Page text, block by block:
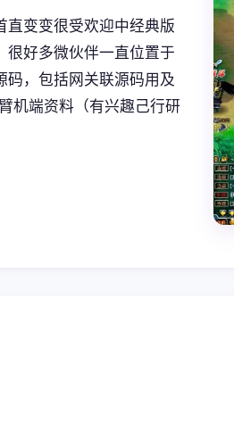
直变变很受欢迎中经典版
很好多微伙伴一直位置于
码，包括网关联源码用及
机端资料（有兴趣己行研